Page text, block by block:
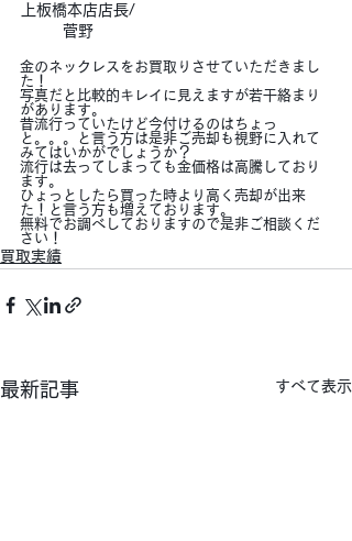
上板橋本店店長/
菅野
金のネックレスをお買取りさせていただきまし
た！
写真だと比較的キレイに見えますが若干絡まり
があります。
昔流行っていたけど今付けるのはちょっ
と。。。と言う方は是非ご売却も視野に入れて
みてはいかがでしょうか？
流行は去ってしまっても金価格は高騰しており
ます。
ひょっとしたら買った時より高く売却が出来
た！と言う方も増えております。
無料でお調べしておりますので是非ご相談くだ
さい！
買取実績
最新記事 すべて表示